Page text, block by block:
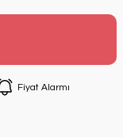
Fiyat Alarmı